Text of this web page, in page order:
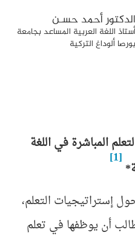
الدكتور أحمد حسـن
أستاذ اللغة العربية المساعد بجامعة
بورصا ألوداغ التركية
المباشرة في اللغة
[1]
إستراتيجيات التعلم،
أن يوظفها في تعلم